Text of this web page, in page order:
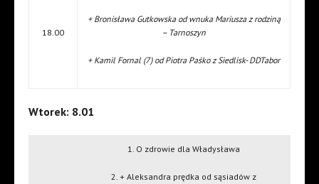
18.00
+ Bronisława Gutkowska od wnuka Mariusza z rodziną
– Tarnoszyn
+ Kamil Fornal (7) od Piotra Paśko z Siedlisk- DDTabor
Wtorek: 8.01
1. O zdrowie dla Władysława
2. + Aleksandra prędka od sąsiadów z